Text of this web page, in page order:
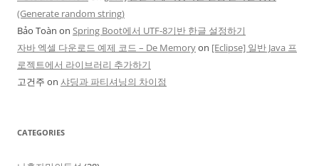
(Generate random string)
Bảo Toàn on Spring Boot에서 UTF-8기반 한글 설정하기
자바 엑셀 다운로드 예제 코드 – De Memoryon [Eclipse] 일반 Java 프
로젝트에서 라이브러리 추가하기
고건주 on 샤딩과 파티셔닝의 차이점
CATEGORIES